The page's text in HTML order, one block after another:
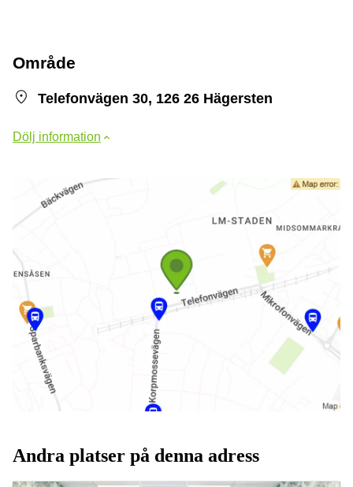
Område
Telefonvägen 30, 126 26 Hägersten
Dölj information
Andra platser på denna adress